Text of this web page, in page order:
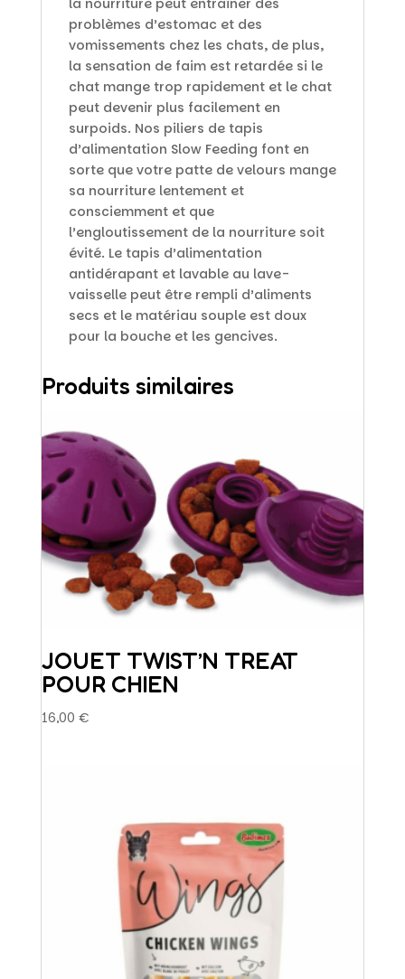
problèmes d’estomac et des
vomissements chez les chats, de plus,
la sensation de faim est retardée si le
chat mange trop rapidement et le chat
peut devenir plus facilement en
surpoids. Nos piliers de tapis
d’alimentation Slow Feeding font en
sorte que votre patte de velours mange
sa nourriture lentement et
consciemment et que
l’engloutissement de la nourriture soit
évité. Le tapis d’alimentation
antidérapant et lavable au lave-
vaisselle peut être rempli d’aliments
secs et le matériau souple est doux
pour la bouche et les gencives.
Produits similaires
JOUET TWIST’N TREAT
POUR CHIEN
16,00 €